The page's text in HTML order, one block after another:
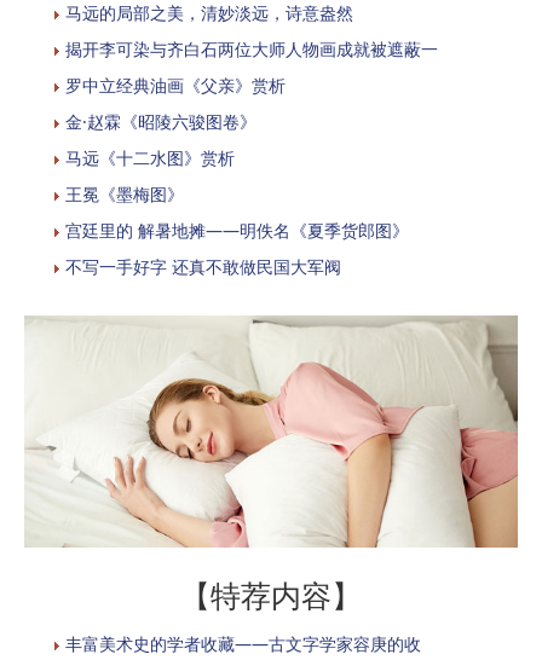
马远的局部之美，清妙淡远，诗意盎然
揭开李可染与齐白石两位大师人物画成就被遮蔽一
罗中立经典油画《父亲》赏析
金·赵霖《昭陵六骏图卷》
马远《十二水图》赏析
​王冕《墨梅图》
宫廷里的 解暑地摊——明佚名《夏季货郎图》
不写一手好字 还真不敢做民国大军阀
【特荐内容】
丰富美术史的学者收藏——古文字学家容庚的收